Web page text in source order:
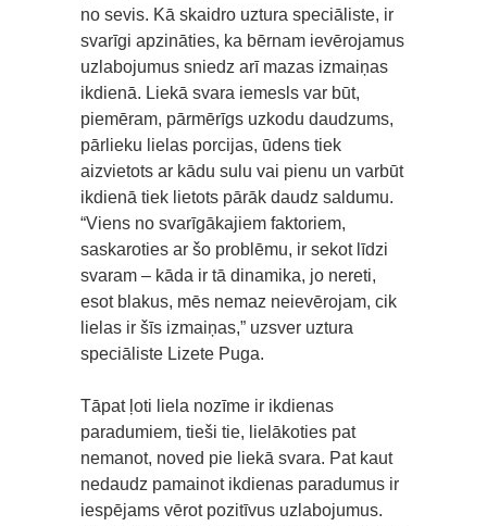
no sevis. Kā skaidro uztura speciāliste, ir
svarīgi apzināties, ka bērnam ievērojamus
uzlabojumus sniedz arī mazas izmaiņas
ikdienā. Liekā svara iemesls var būt,
piemēram, pārmērīgs uzkodu daudzums,
pārlieku lielas porcijas, ūdens tiek
aizvietots ar kādu sulu vai pienu un varbūt
ikdienā tiek lietots pārāk daudz saldumu.
“Viens no svarīgākajiem faktoriem,
saskaroties ar šo problēmu, ir sekot līdzi
svaram – kāda ir tā dinamika, jo nereti,
esot blakus, mēs nemaz neievērojam, cik
lielas ir šīs izmaiņas,” uzsver uztura
speciāliste Lizete Puga.
Tāpat ļoti liela nozīme ir ikdienas
paradumiem, tieši tie, lielākoties pat
nemanot, noved pie liekā svara. Pat kaut
nedaudz pamainot ikdienas paradumus ir
iespējams vērot pozitīvus uzlabojumus.